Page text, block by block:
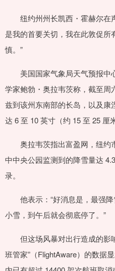
纽约州州长凯西・霍赫尔在
是我的首要关切，我在此敦促
慎。”
美国国家气象局天气预报中
学家鲍勃・奥拉韦茨称，截至周
兹到该州东南部的长岛，以及康
达 6 至 10 英寸（约 15 至 25 厘
奥拉韦茨指出富盈网，纽约
中中央公园监测到的降雪量达
录。
他表示：“好消息是，最强降
小雪，到午后就会彻底停了。”
但这场风暴对出行造成的影
班管家”（FlightAware）的数据